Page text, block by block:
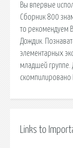
Вы впервые
Сборник 800
то рекомендуем
Дождик.
элементарных
младшей группе.
скомпилировано
Links to